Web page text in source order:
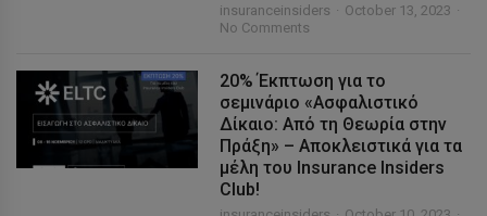
insuranceinsiders
October 13, 2023
No Comments
20% Έκπτωση για το
σεμινάριο «Ασφαλιστικό
Δίκαιο: Από τη Θεωρία στην
Πράξη» – Αποκλειστικά για τα
μέλη του Insurance Insiders
Club!